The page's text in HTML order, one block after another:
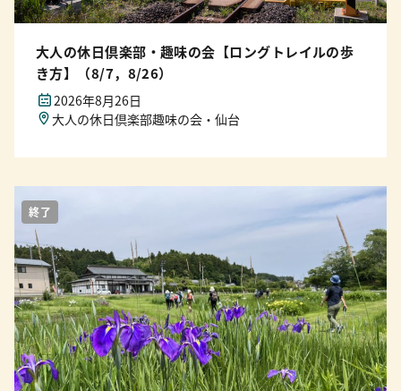
大人の休日倶楽部・趣味の会【ロングトレイルの歩
き方】（8/7，8/26）
2026年8月26日
大人の休日倶楽部趣味の会・仙台
終了